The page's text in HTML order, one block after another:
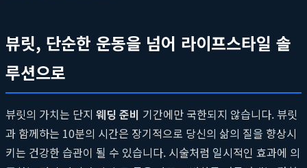
뷰릿, 단순한 운동을 넘어 라이프스타일 솔
루션으로
뷰릿의 가치는 단지 웨딩 준비 기간에만 국한되지 않습니다. 뷰릿
과 함께하는 10분의 시간은 장기적으로 당신의 삶의 질을 향상시
키는 건강한 습관이 될 수 있습니다. 시술처럼 일시적인 효과에 의